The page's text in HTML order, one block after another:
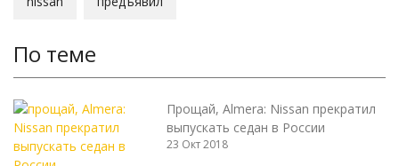
По теме
Прощай, Almera: Nissan прекратил
выпускать седан в России
23 Окт 2018